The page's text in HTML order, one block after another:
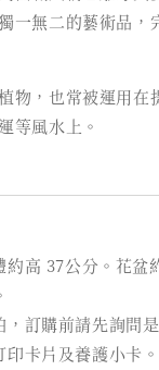
一無二的藝術品，
物，也常被運用在
等風水上。
約高 37公分。花盆
，訂購前請先詢問
印卡片及養護小卡。